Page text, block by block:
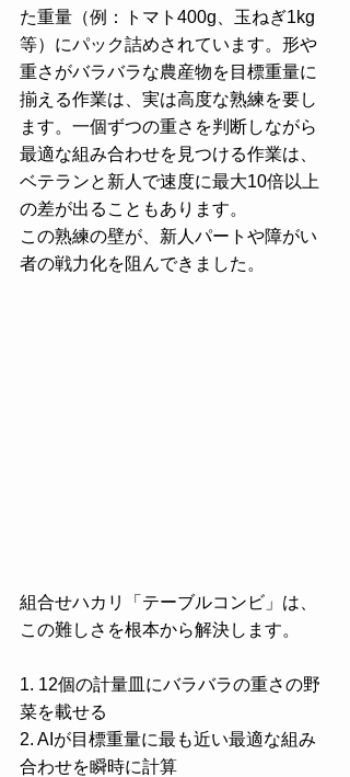
た重量（例：トマト400g、玉ねぎ1kg
等）にパック詰めされています。形や
重さがバラバラな農産物を目標重量に
揃える作業は、実は高度な熟練を要し
ます。一個ずつの重さを判断しながら
最適な組み合わせを見つける作業は、
ベテランと新人で速度に最大10倍以上
の差が出ることもあります。
この熟練の壁が、新人パートや障がい
者の戦力化を阻んできました。
組合せハカリ「テーブルコンビ」は、
この難しさを根本から解決します。
1. 12個の計量皿にバラバラの重さの野
菜を載せる
2. AIが目標重量に最も近い最適な組み
合わせを瞬時に計算